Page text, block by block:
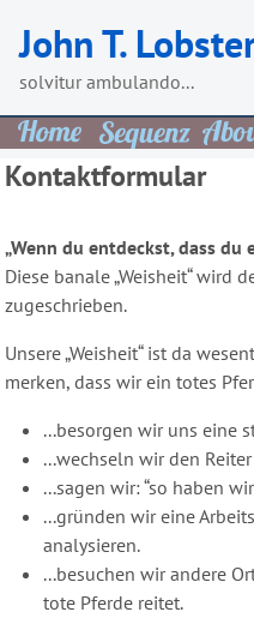
content
John T.
solvitur ambulando...
Kontaktformular
„Wenn du entdeckst, dass
Diese banale „Weisheit“ wird
zugeschrieben.
Unsere „Weisheit“ ist da
merken, dass wir ein totes
...besorgen wir uns eine
...wechseln wir den Reiter
...sagen wir: “so haben
...gründen wir eine
analysieren.
...besuchen wir andere
tote Pferde reitet.